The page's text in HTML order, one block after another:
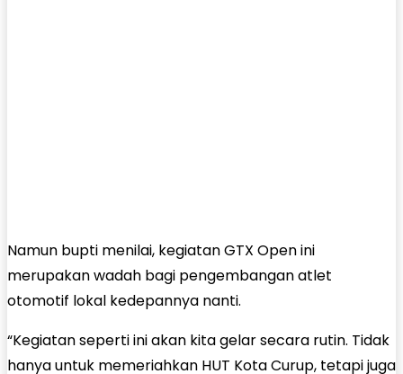
Namun bupti menilai, kegiatan GTX Open ini
merupakan wadah bagi pengembangan atlet
otomotif lokal kedepannya nanti.
“Kegiatan seperti ini akan kita gelar secara rutin. Tidak
hanya untuk memeriahkan HUT Kota Curup, tetapi juga